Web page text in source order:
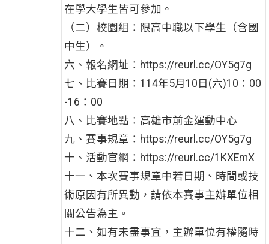
在學大學生皆可參加。
（二）校園組：限高中職以下學生（含國
中生）。
六、報名網址：https://reurl.cc/OY5g7g
七、比賽日期：114年5月10日(六)10：00
-16：00
八、比賽地點：高雄市前金運動中心
九、賽事規章：https://reurl.cc/OY5g7g
十、活動官網：https://reurl.cc/1KXEmX
十一、本次賽事規章中若日期、時間或技
術原因有所異動，請依本賽事主辦單位相
關公告為主。
十二、如有未盡事宜，主辦單位有權隨時